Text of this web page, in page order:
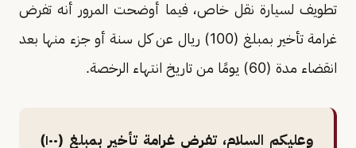
تطويف لسيارة نقل خاص، فيما أوضحت المرور أنه تفرض
غرامة تأخير بمبلغ (100) ريال عن كل سنة أو جزء منها بعد
انقضاء مدة (60) يومًا من تاريخ انتهاء الرخصة.
وعليكم السلام، تفرض غرامة تأخير بمبلغ (١٠٠)